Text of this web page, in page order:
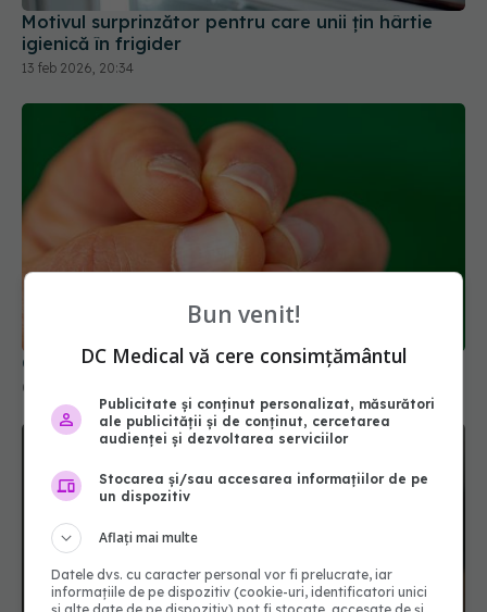
Motivul surprinzător pentru care unii țin hârtie
igienică în frigider
13 feb 2026, 20:34
Cum tratezi acasă unghia încarnată
03 mai 2026, 09:26
Bun venit!
DC Medical vă cere consimțământul
Publicitate și conținut personalizat, măsurători
ale publicității și de conținut, cercetarea
audienței și dezvoltarea serviciilor
Stocarea și/sau accesarea informațiilor de pe
un dispozitiv
Aflați mai multe
Datele dvs. cu caracter personal vor fi prelucrate, iar
informațiile de pe dispozitiv (cookie-uri, identificatori unici